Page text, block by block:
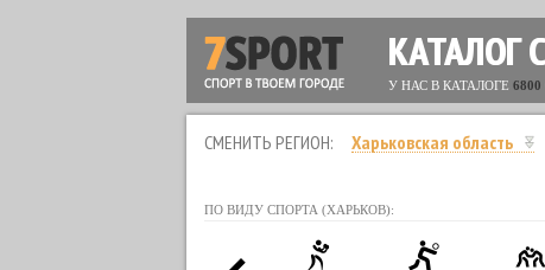
КАТАЛОГ
У НАС В КАТАЛОГЕ 6800
СМЕНИТЬ РЕГИОН: Харьковская область
ПО ВИДУ СПОРТА (ХАРЬКОВ):